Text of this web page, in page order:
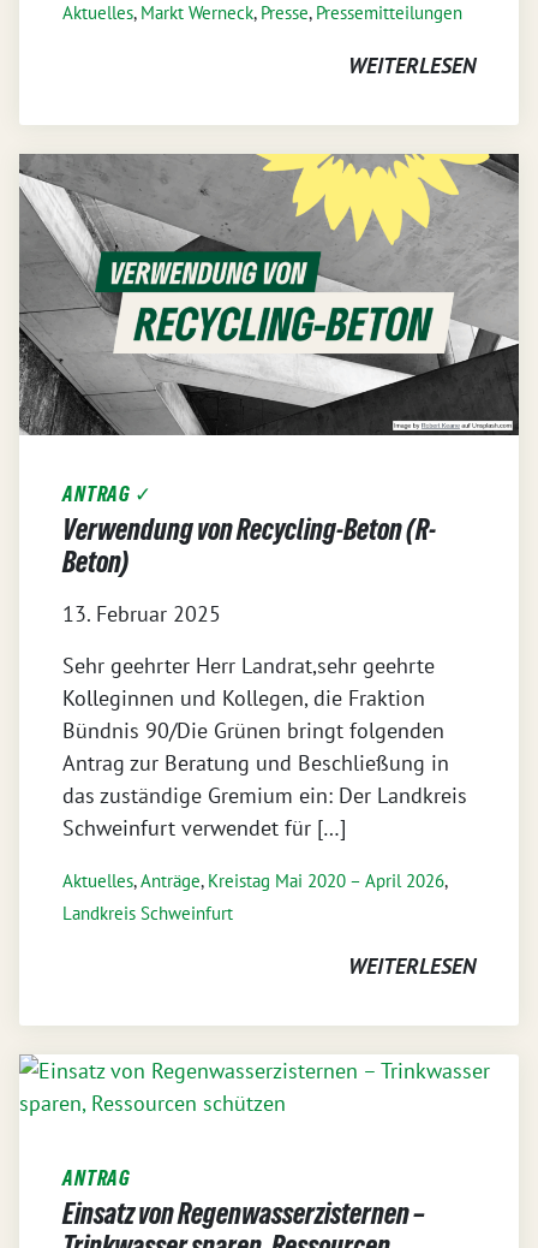
Aktuelles, Markt Werneck, Presse, Pressemitteilungen
WEITERLESEN
ANTRAG ✓
Verwendung von Recycling-Beton (R-
Beton)
13. Februar 2025
Sehr geehrter Herr Landrat,sehr geehrte
Kolleginnen und Kollegen, die Fraktion
Bündnis 90/Die Grünen bringt folgenden
Antrag zur Beratung und Beschließung in
das zuständige Gremium ein: Der Landkreis
Schweinfurt verwendet für […]
Aktuelles,Anträge, Kreistag Mai 2020 – April 2026,
Landkreis Schweinfurt
WEITERLESEN
ANTRAG
Einsatz von Regenwasserzisternen –